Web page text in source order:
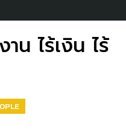
น ไร้เงิน ไร้